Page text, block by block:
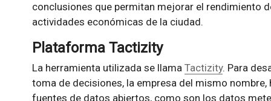
conclusiones que permitan mejorar el rendimiento
actividades económicas de la ciudad.
Plataforma Tactizity
La herramienta utilizada se llama Tactizity. Para
toma de decisiones, la empresa del mismo nombre,
fuentes de datos abiertos, como son los datos